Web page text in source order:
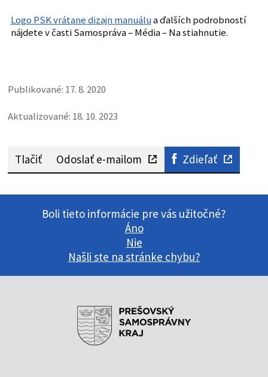
Logo PSK vrátane dizajn manuálua ďalších podrobností
nájdete v časti Samospráva – Média – Na stiahnutie.
Publikované: 17. 8. 2020
Aktualizované: 18. 10. 2023
Tlačiť Odoslať e-mailom Zdieľať
Boli tieto informácie pre vás užitočné?
Áno
Nie
Našli ste na stránke chybu?